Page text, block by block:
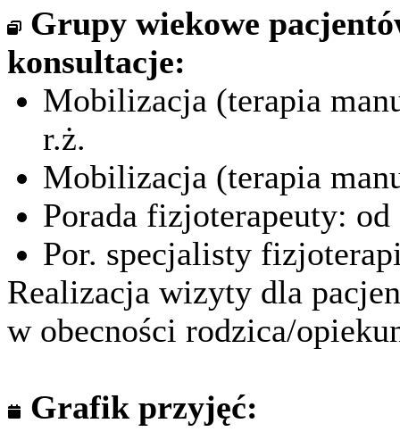
Grupy wiekowe
konsultacje:
Mobilizacja (terapia
r.ż.
Mobilizacja (terapia
Porada fizjoterapeuty: od
Por. specjalisty
Realizacja wizyty dla
w obecności rodzica/
Grafik przyjęć: